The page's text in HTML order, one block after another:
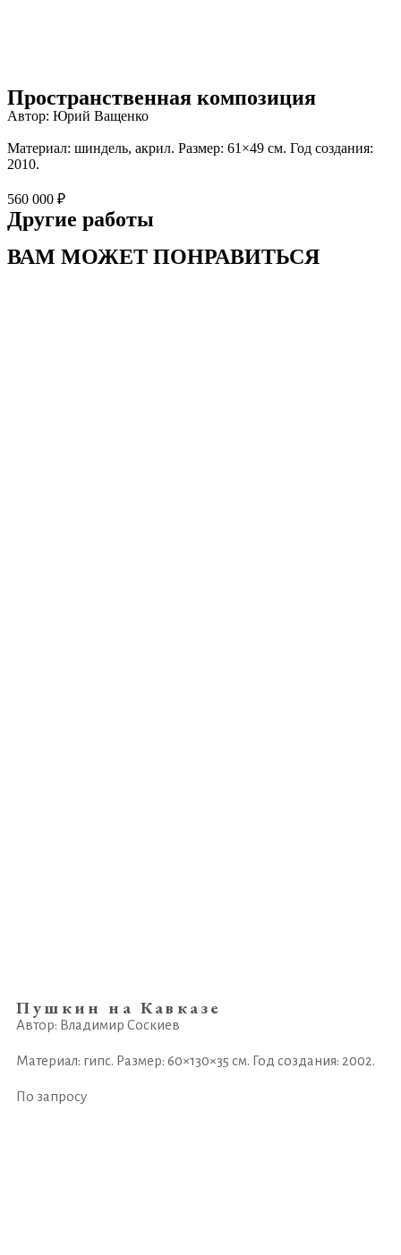
Пространственная композиция
Автор: Юрий Ващенко
Материал: шиндель, акрил. Размер: 61×49 см. Год создания:
2010.
560 000 ₽
Другие работы
ВАМ МОЖЕТ ПОНРАВИТЬСЯ
Пушкин на Кавказе
Автор: Владимир Соскиев
Материал: гипс. Размер: 60×130×35 см. Год создания: 2002.
По запросу